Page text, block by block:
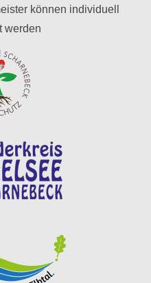
können individuell
werden